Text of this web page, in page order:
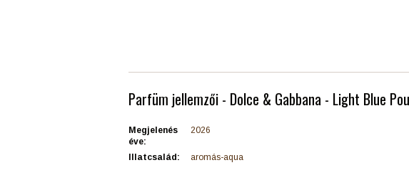
Parfüm jellemzői - Dolce & Gabbana - Light Blue
Megjelenés
éve:
2026
Illatcsalád: aromás-aqua